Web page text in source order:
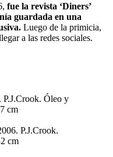
fue la revista ‘Diners’
guardada en una
Luego de la primicia,
a las redes sociales.
Óleo y
cm
P.J.Crook.
cm